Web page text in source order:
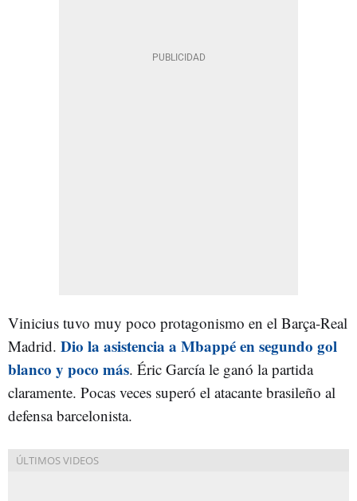
Vinicius tuvo muy poco protagonismo en el Barça-Real
Madrid. Dio la asistencia a Mbappé en segundo gol
blanco y poco más. Éric García le ganó la partida
claramente. Pocas veces superó el atacante brasileño al
defensa barcelonista.